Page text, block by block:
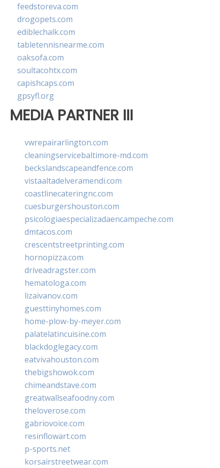
feedstoreva.com
drogopets.com
ediblechalk.com
tabletennisnearme.com
oaksofa.com
soultacohtx.com
capishcaps.com
gpsyfl.org
MEDIA PARTNER III
vwrepairarlington.com
cleaningservicebaltimore-md.com
beckslandscapeandfence.com
vistaaltadelveramendi.com
coastlinecateringnc.com
cuesburgershouston.com
psicologiaespecializadaencampeche.com
dmtacos.com
crescentstreetprinting.com
hornopizza.com
driveadragster.com
hematologa.com
lizaivanov.com
guesttinyhomes.com
home-plow-by-meyer.com
palatelatincuisine.com
blackdoglegacy.com
eatvivahouston.com
thebigshowok.com
chimeandstave.com
greatwallseafoodny.com
theloverose.com
gabriovoice.com
resinflowart.com
p-sports.net
korsairstreetwear.com